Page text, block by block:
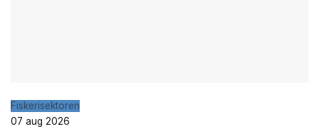
Fiskerisektoren
07 aug 2026